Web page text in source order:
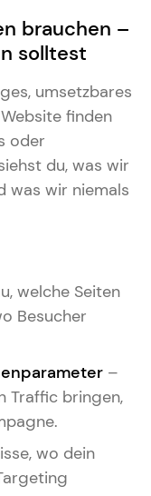
brauchen –
solltest
umsetzbares
finden
oder
du, was wir
was wir niemals
welche Seiten
Besucher
–
Traffic bringen,
wo dein